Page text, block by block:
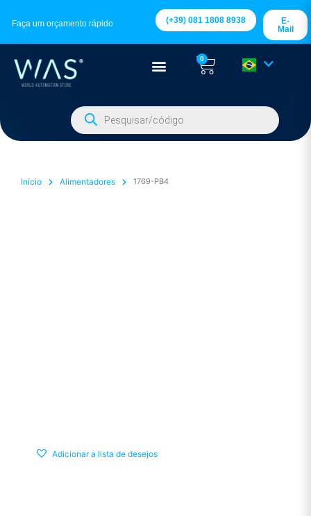
Faça um orçamento rápido (+39) 081 1808 8938
E-
Mail
0
Início Alimentadores 1769-PB4
Adicionar a lista de desejos